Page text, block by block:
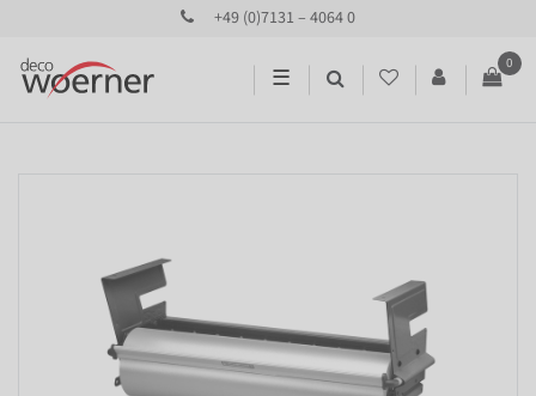
+49 (0)7131 – 4064 0
☰
0